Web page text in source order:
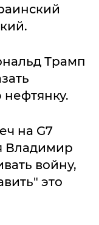
Трамп
на G7
Владимир
войну,
это